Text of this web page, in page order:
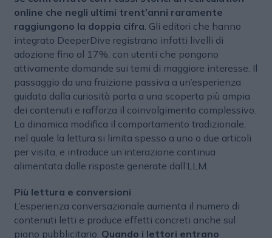
online che negli ultimi trent’anni raramente
raggiungono la doppia cifra . Gli editori che hanno
integrato DeeperDive registrano infatti livelli di
adozione fino al 17%, con utenti che pongono
attivamente domande sui temi di maggiore interesse. Il
passaggio da una fruizione passiva a un’esperienza
guidata dalla curiosità porta a una scoperta più ampia
dei contenuti e rafforza il coinvolgimento complessivo.
La dinamica modifica il comportamento tradizionale,
nel quale la lettura si limita spesso a uno o due articoli
per visita, e introduce un’interazione continua
alimentata dalle risposte generate dall’LLM.
Più lettura e conversioni
L’esperienza conversazionale aumenta il numero di
contenuti letti e produce effetti concreti anche sul
piano pubblicitario. Quando i lettori entrano